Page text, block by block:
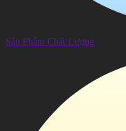
Sản Phẩm Chất Lượng